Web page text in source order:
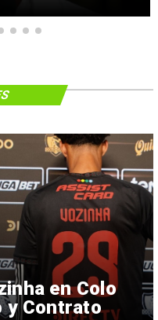
en Colo
y Contrato